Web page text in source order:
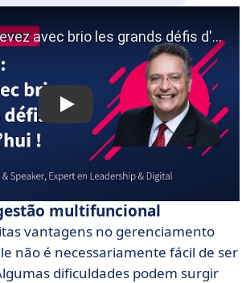
multifuncional
vantagens no gerenciamento
não é necessariamente fácil de ser
dificuldades podem surgir